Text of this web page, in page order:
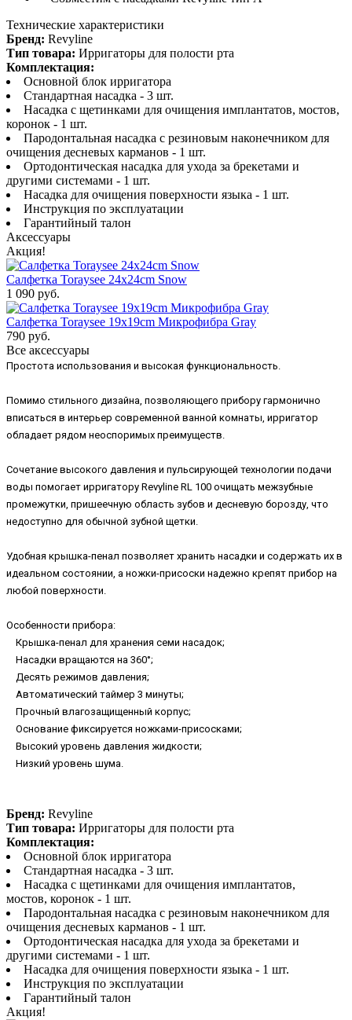
Технические характеристики
Бренд: Revyline
Тип товара: Ирригаторы для полости рта
Комплектация:
Основной блок ирригатора
Стандартная насадка - 3 шт.
Насадка с щетинками для очищения имплантатов, мостов,
коронок - 1 шт.
Пародонтальная насадка с резиновым наконечником для
очищения десневых карманов - 1 шт.
Ортодонтическая насадка для ухода за брекетами и
другими системами - 1 шт.
Насадка для очищения поверхности языка - 1 шт.
Инструкция по эксплуатации
Гарантийный талон
Аксессуары
Акция!
Салфетка Toraysee 24x24cm Snow
1 090 руб.
Салфетка Toraysee 19x19cm Микрофибра Gray
790 руб.
Все аксессуары
Простота использования и высокая функциональность.
Помимо стильного дизайна, позволяющего прибору гармонично
вписаться в интерьер современной ванной комнаты, ирригатор
обладает рядом неоспоримых преимуществ.
Сочетание высокого давления и пульсирующей технологии подачи
воды помогает ирригатору Revyline RL 100 очищать межзубные
промежутки, пришеечную область зубов и десневую борозду, что
недоступно для обычной зубной щетки.
Удобная крышка-пенал позволяет хранить насадки и содержать их в
идеальном состоянии, а ножки-присоски надежно крепят прибор на
любой поверхности.
Особенности прибора:
Крышка-пенал для хранения семи насадок;
Насадки вращаются на 360°;
Десять режимов давления;
Автоматический таймер 3 минуты;
Прочный влагозащищенный корпус;
Основание фиксируется ножками-присосками;
Высокий уровень давления жидкости;
Низкий уровень шума.
Бренд: Revyline
Тип товара: Ирригаторы для полости рта
Комплектация:
Основной блок ирригатора
Стандартная насадка - 3 шт.
Насадка с щетинками для очищения имплантатов,
мостов, коронок - 1 шт.
Пародонтальная насадка с резиновым наконечником для
очищения десневых карманов - 1 шт.
Ортодонтическая насадка для ухода за брекетами и
другими системами - 1 шт.
Насадка для очищения поверхности языка - 1 шт.
Инструкция по эксплуатации
Гарантийный талон
Акция!